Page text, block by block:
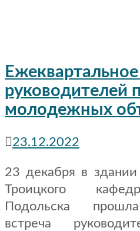
руководителей
молодежных
23.12.2022
23 декабря в
Троицкого
Подольска
встреча